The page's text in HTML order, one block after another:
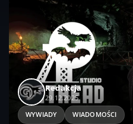
Redakcja
29.12.2025
WYWIADY WIADOMOŚCI